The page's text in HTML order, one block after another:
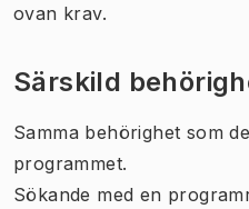
ovan krav.
Särskild
Samma behörighet som
programmet.
Sökande med en